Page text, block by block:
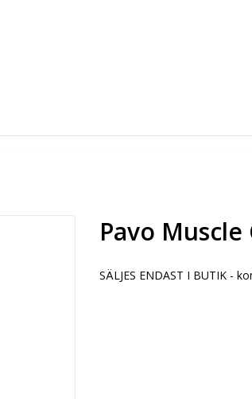
Pavo Muscle
SÄLJES ENDAST I BUTIK -